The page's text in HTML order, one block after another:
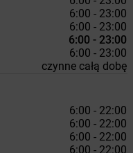
6:00 - 23:00
6:00 - 23:00
6:00 - 23:00
6:00 - 23:00
czynne całą dobę
6:00 - 22:00
6:00 - 22:00
6:00 - 22:00
6:00 - 22:00